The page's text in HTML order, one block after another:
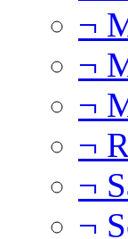
¬
¬
¬
¬
¬
¬